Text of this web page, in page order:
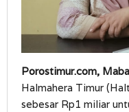
Porostimur.com, Maba
Halmahera Timur
sebesar Rp1 miliar